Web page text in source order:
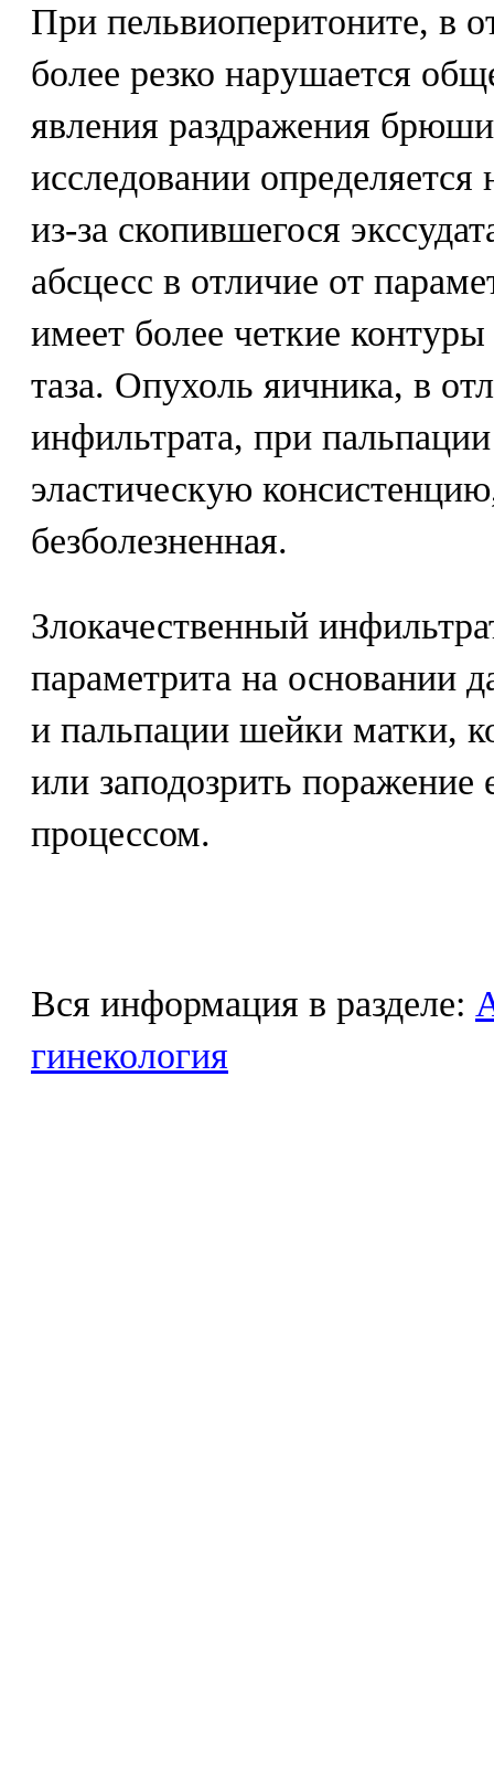
При пельвиоперитоните, в
более резко нарушается
явления раздражения
исследовании определяется
из-за скопившегося
абсцесс в отличие от
имеет более четкие
таза. Опухоль яичника, в
инфильтрата, при
эластическую
безболезненная.
Злокачественный
параметрита на основании
и пальпации шейки матки,
или заподозрить поражение
процессом.
Вся информация в разделе:
гинекология